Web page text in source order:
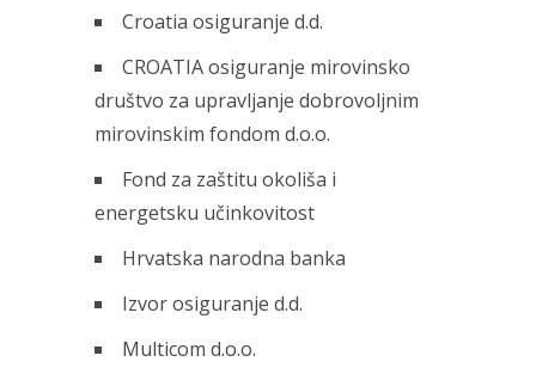
Croatia osiguranje d.d.
CROATIA osiguranje mirovinsko
društvo za upravljanje dobrovoljnim
mirovinskim fondom d.o.o.
Fond za zaštitu okoliša i
energetsku učinkovitost
Hrvatska narodna banka
Izvor osiguranje d.d.
Multicom d.o.o.